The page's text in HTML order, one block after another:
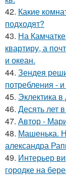
42. Какие
подходят?
43. На
квартиру, а
и океан.
44. Зендея
потребления -
45. Эклектика
46. Десять лет
47. Автор -
48. Машенька.
александра
49. Интерьер
городке на